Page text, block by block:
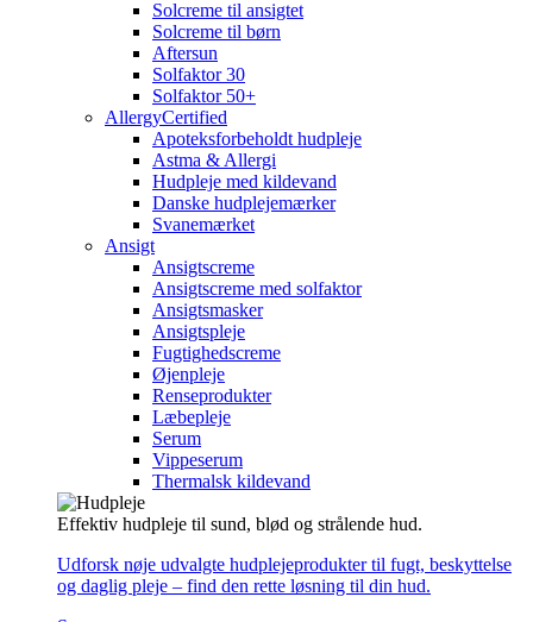
Solcreme til ansigtet
Solcreme til børn
Aftersun
Solfaktor 30
Solfaktor 50+
AllergyCertified
Apoteksforbeholdt hudpleje
Astma & Allergi
Hudpleje med kildevand
Danske hudplejemærker
Svanemærket
Ansigt
Ansigtscreme
Ansigtscreme med solfaktor
Ansigtsmasker
Ansigtspleje
Fugtighedscreme
Øjenpleje
Renseprodukter
Læbepleje
Serum
Vippeserum
Thermalsk kildevand
Effektiv hudpleje til sund, blød og strålende hud.
Udforsk nøje udvalgte hudplejeprodukter til fugt, beskyttelse
og daglig pleje – find den rette løsning til din hud.